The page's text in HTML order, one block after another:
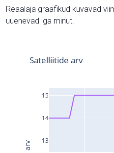
Reaalaja graafikud kuvavad
uuenevad iga minut.